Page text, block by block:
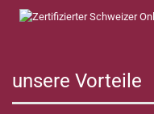
unsere Vorteile